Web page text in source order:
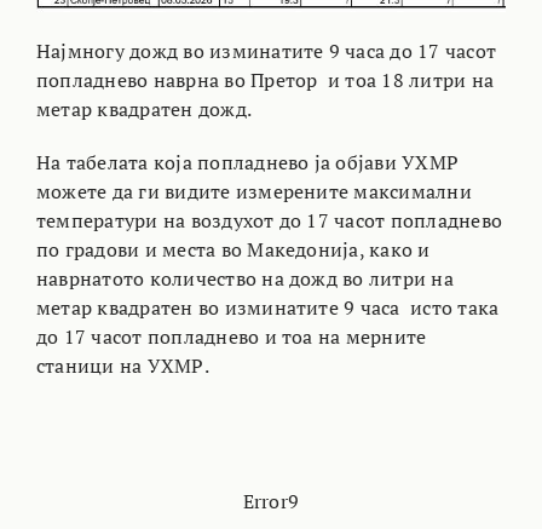
Најмногу дожд во изминатите 9 часа до 17 часот
попладнево наврна во Претор и тоа 18 литри на
метар квадратен дожд.
На табелата која попладнево ја објави УХМР
можете да ги видите измерените максимални
температури на воздухот до 17 часот попладнево
по градови и места во Македонија, како и
наврнатото количество на дожд во литри на
метар квадратен во изминатите 9 часа исто така
до 17 часот попладнево и тоа на мерните
станици на УХМР.
Error9